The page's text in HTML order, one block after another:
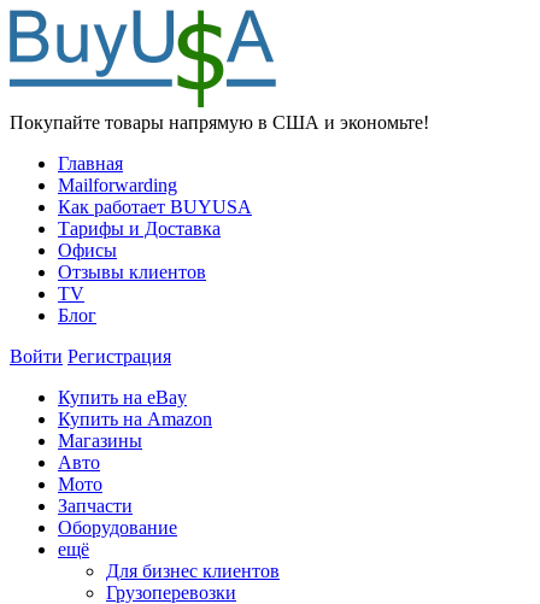
Покупайте товары напрямую в США и экономьте!
Главная
Mailforwarding
Как работает BUYUSA
Тарифы и Доставка
Офисы
Отзывы клиентов
TV
Блог
Войти Регистрация
Купить на eBay
Купить на Amazon
Магазины
Авто
Мото
Запчасти
Оборудование
ещё
Для бизнес клиентов
Грузоперевозки